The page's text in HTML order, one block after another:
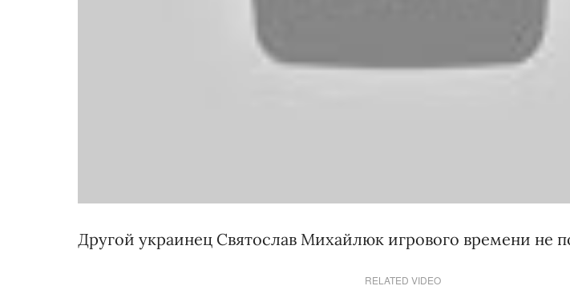
Другой украинец Святослав Михайлюк игрового времени не
RELATED VIDEO